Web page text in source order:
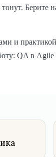
тонут. Берите
и
QA в Agile